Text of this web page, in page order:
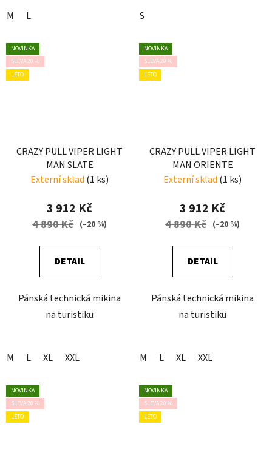
M L S
NOVINKA
SLEVA 20 %
LÉTO
CRAZY PULL VIPER LIGHT
MAN SLATE
Externí sklad (1 ks)
3 912 Kč
4 890 Kč (–20 %)
DETAIL
Pánská technická mikina
na turistiku
M L XL XXL
NOVINKA
SLEVA 20 %
LÉTO
CRAZY PULL VIPER LIGHT
MAN ORIENTE
Externí sklad (1 ks)
3 912 Kč
4 890 Kč (–20 %)
DETAIL
Pánská technická mikina
na turistiku
M L XL XXL
NOVINKA
SLEVA 20 %
LÉTO
NOVINKA
SLEVA 20 %
LÉTO